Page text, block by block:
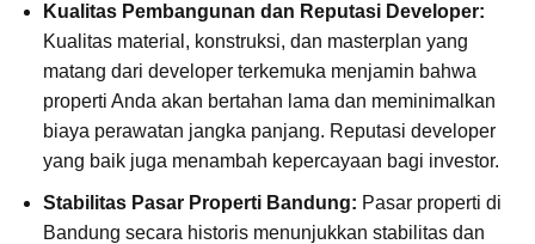
Kualitas Pembangunan dan Reputasi Developer:
Kualitas material, konstruksi, dan masterplan yang
matang dari developer terkemuka menjamin bahwa
properti Anda akan bertahan lama dan meminimalkan
biaya perawatan jangka panjang. Reputasi developer
yang baik juga menambah kepercayaan bagi investor.
Stabilitas Pasar Properti Bandung: Pasar properti di
Bandung secara historis menunjukkan stabilitas dan